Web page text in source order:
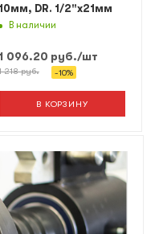
10мм, DR. 1/2"х21мм
В наличии
1 096.20 руб./шт
218руб. -10%
В КОРЗИНУ